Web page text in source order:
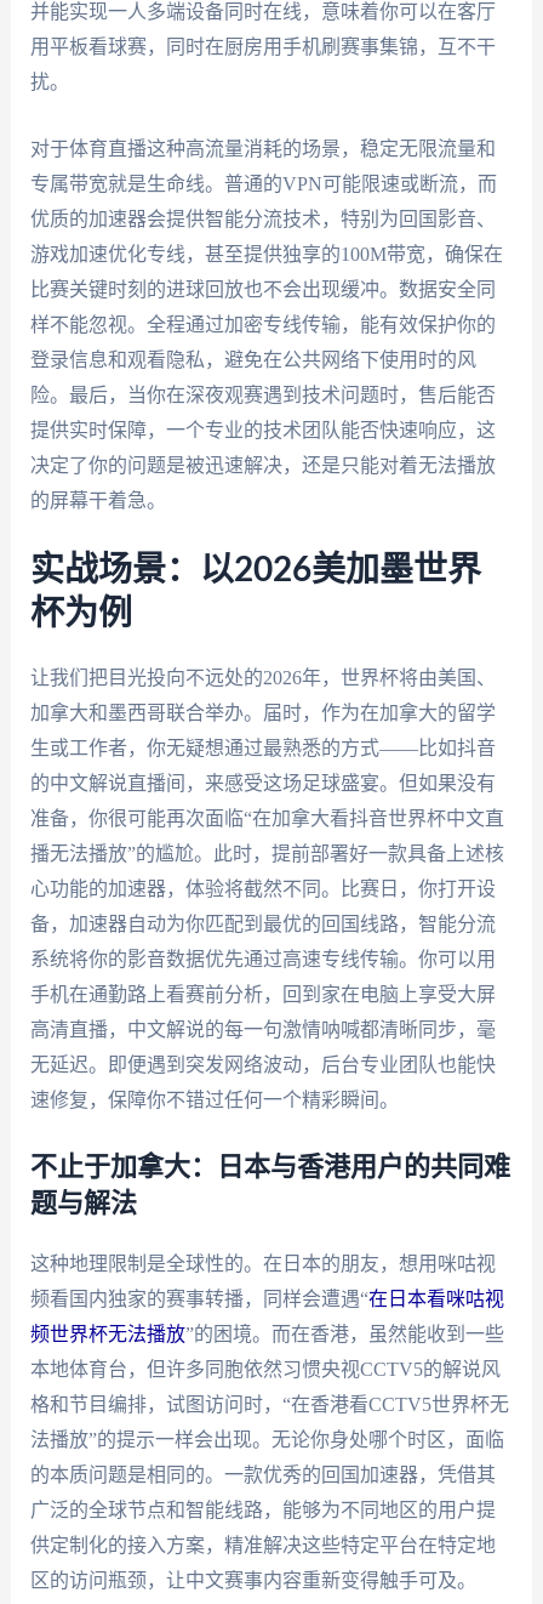
并能实现一人多端设备同时在线，意味着你可以在客厅
用平板看球赛，同时在厨房用手机刷赛事集锦，互不干
扰。
对于体育直播这种高流量消耗的场景，稳定无限流量和
专属带宽就是生命线。普通的VPN可能限速或断流，而
优质的加速器会提供智能分流技术，特别为回国影音、
游戏加速优化专线，甚至提供独享的100M带宽，确保在
比赛关键时刻的进球回放也不会出现缓冲。数据安全同
样不能忽视。全程通过加密专线传输，能有效保护你的
登录信息和观看隐私，避免在公共网络下使用时的风
险。最后，当你在深夜观赛遇到技术问题时，售后能否
提供实时保障，一个专业的技术团队能否快速响应，这
决定了你的问题是被迅速解决，还是只能对着无法播放
的屏幕干着急。
实战场景：以2026美加墨世界
杯为例
让我们把目光投向不远处的2026年，世界杯将由美国、
加拿大和墨西哥联合举办。届时，作为在加拿大的留学
生或工作者，你无疑想通过最熟悉的方式——比如抖音
的中文解说直播间，来感受这场足球盛宴。但如果没有
准备，你很可能再次面临“在加拿大看抖音世界杯中文直
播无法播放”的尴尬。此时，提前部署好一款具备上述核
心功能的加速器，体验将截然不同。比赛日，你打开设
备，加速器自动为你匹配到最优的回国线路，智能分流
系统将你的影音数据优先通过高速专线传输。你可以用
手机在通勤路上看赛前分析，回到家在电脑上享受大屏
高清直播，中文解说的每一句激情呐喊都清晰同步，毫
无延迟。即便遇到突发网络波动，后台专业团队也能快
速修复，保障你不错过任何一个精彩瞬间。
不止于加拿大：日本与香港用户的共同难
题与解法
这种地理限制是全球性的。在日本的朋友，想用咪咕视
频看国内独家的赛事转播，同样会遭遇“在日本看咪咕视
频世界杯无法播放”的困境。而在香港，虽然能收到一些
本地体育台，但许多同胞依然习惯央视CCTV5的解说风
格和节目编排，试图访问时，“在香港看CCTV5世界杯无
法播放”的提示一样会出现。无论你身处哪个时区，面临
的本质问题是相同的。一款优秀的回国加速器，凭借其
广泛的全球节点和智能线路，能够为不同地区的用户提
供定制化的接入方案，精准解决这些特定平台在特定地
区的访问瓶颈，让中文赛事内容重新变得触手可及。